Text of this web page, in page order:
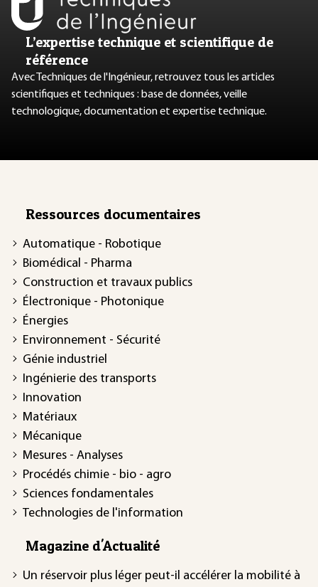
L’expertise technique et scientifique de
référence
Avec Techniques de l'Ingénieur, retrouvez tous les articles
scientifiques et techniques : base de données, veille
technologique, documentation et expertise technique.
Ressources documentaires
Automatique - Robotique
Biomédical - Pharma
Construction et travaux publics
Électronique - Photonique
Énergies
Environnement - Sécurité
Génie industriel
Ingénierie des transports
Innovation
Matériaux
Mécanique
Mesures - Analyses
Procédés chimie - bio - agro
Sciences fondamentales
Technologies de l'information
Magazine d'Actualité
Un réservoir plus léger peut-il accélérer la mobilité à